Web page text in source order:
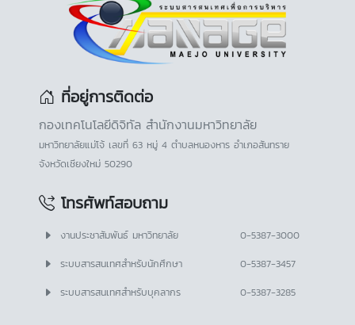
ที่อยู่การติดต่อ
กองเทคโนโลยีดิจิทัล สำนักงานมหาวิทยาลัย
มหาวิทยาลัยแม่โจ้ เลขที่ 63 หมู่ 4 ตำบลหนองหาร อำเภอสันทราย
จังหวัดเชียงใหม่ 50290
โทรศัพท์สอบถาม
งานประชาสัมพันธ์ มหาวิทยาลัย
0-5387-3000
ระบบสารสนเทศสำหรับนักศึกษา
0-5387-3457
ระบบสารสนเทศสำหรับบุคลากร
0-5387-3285